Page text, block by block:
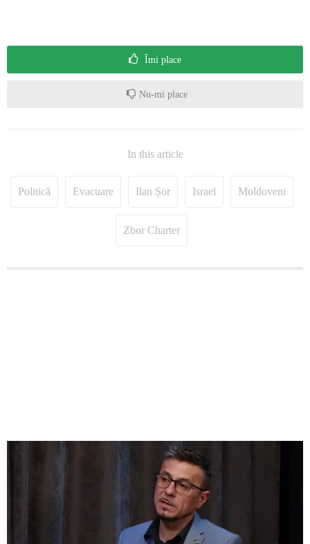
Îmi place
Nu-mi place
In this article
Politică Evacuare Ilan Șor Israel Moldoveni
Zbor Charter